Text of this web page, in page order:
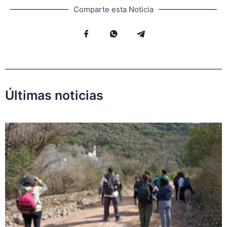
Comparte esta Noticia
Últimas noticias